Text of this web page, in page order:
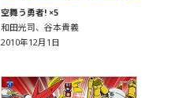
空舞う勇者! ×5
和田光司、谷本貴義
2010年12月1日